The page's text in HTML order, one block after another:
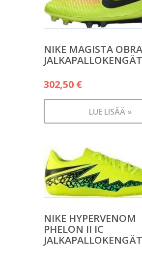
NIKE MAGISTA
JALKAPALLOKENGÄT
302,50 €
LUE LISÄÄ »
NIKE HYPERVENOM
PHELON II IC
JALKAPALLOKENGÄT